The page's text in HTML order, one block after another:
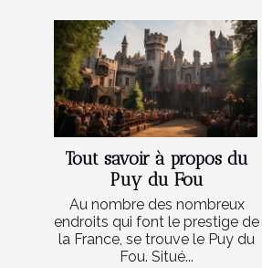
Tout savoir à propos du
Puy du Fou
Au nombre des nombreux
endroits qui font le prestige de
la France, se trouve le Puy du
Fou. Situé...